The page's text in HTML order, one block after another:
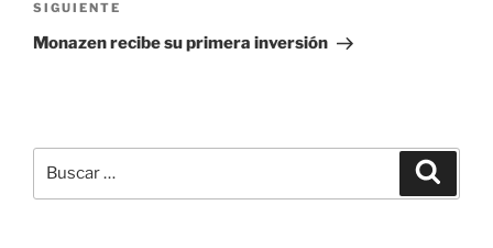
Siguiente
entrada
SIGUIENTE
Monazen recibe su primera inversión
por: